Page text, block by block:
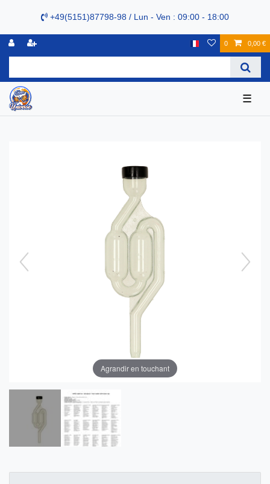
+49(5151)87798-98 / Lun - Ven : 09:00 - 18:00
0 0,00 €
☰
Agrandir en touchant